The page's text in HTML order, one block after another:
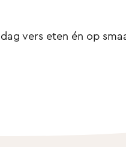
dag vers eten én op